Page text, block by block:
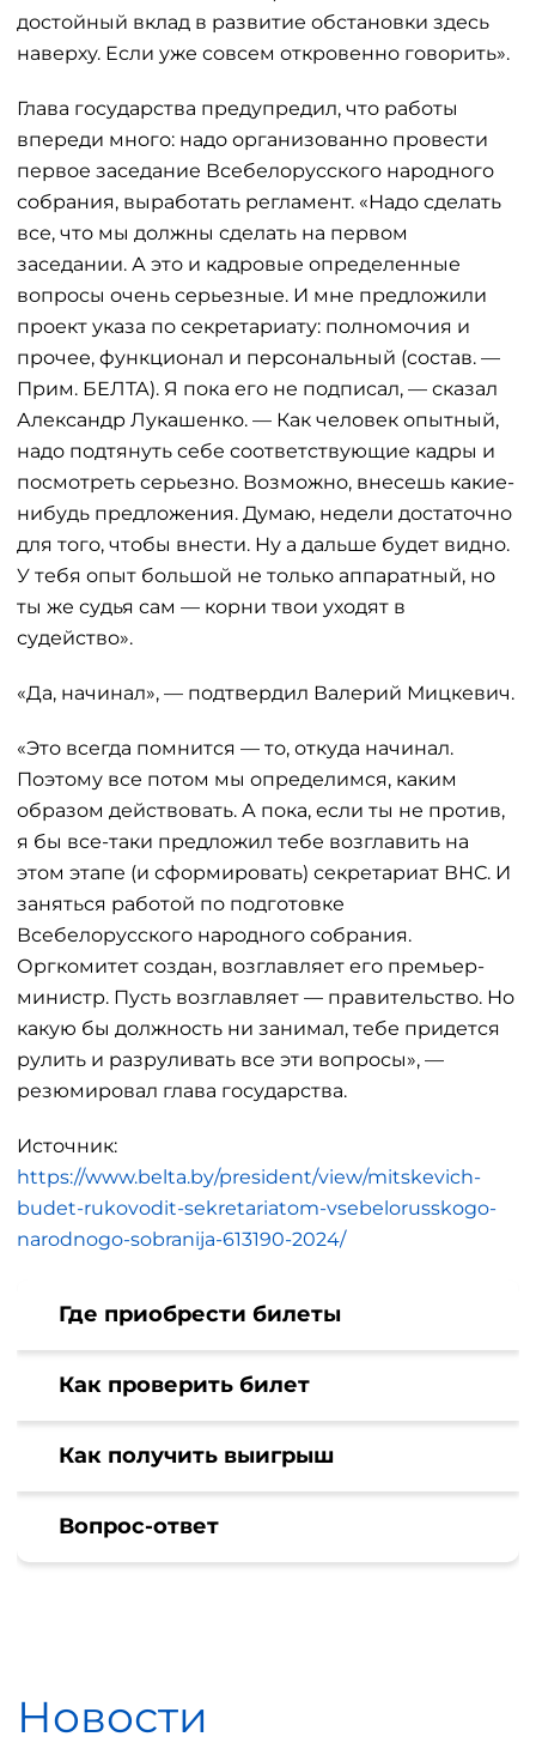
достойный вклад в развитие обстановки здесь
наверху. Если уже совсем откровенно говорить».
Глава государства предупредил, что работы
впереди много: надо организованно провести
первое заседание Всебелорусского народного
собрания, выработать регламент. «Надо сделать
все, что мы должны сделать на первом
заседании. А это и кадровые определенные
вопросы очень серьезные. И мне предложили
проект указа по секретариату: полномочия и
прочее, функционал и персональный (состав. —
Прим. БЕЛТА). Я пока его не подписал, — сказал
Александр Лукашенко. — Как человек опытный,
надо подтянуть себе соответствующие кадры и
посмотреть серьезно. Возможно, внесешь какие-
нибудь предложения. Думаю, недели достаточно
для того, чтобы внести. Ну а дальше будет видно.
У тебя опыт большой не только аппаратный, но
ты же судья сам — корни твои уходят в
судейство».
«Да, начинал», — подтвердил Валерий Мицкевич.
«Это всегда помнится — то, откуда начинал.
Поэтому все потом мы определимся, каким
образом действовать. А пока, если ты не против,
я бы все-таки предложил тебе возглавить на
этом этапе (и сформировать) секретариат ВНС. И
заняться работой по подготовке
Всебелорусского народного собрания.
Оргкомитет создан, возглавляет его премьер-
министр. Пусть возглавляет — правительство. Но
какую бы должность ни занимал, тебе придется
рулить и разруливать все эти вопросы», —
резюмировал глава государства.
Источник:
https://www.belta.by/president/view/mitskevich-
budet-rukovodit-sekretariatom-vsebelorusskogo-
narodnogo-sobranija-613190-2024/
Где приобрести билеты
Как проверить билет
Как получить выигрыш
Вопрос-ответ
Новости